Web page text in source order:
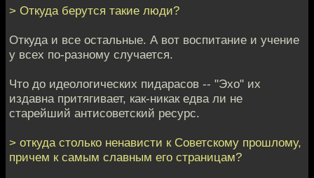
> Откуда берутся такие люди?
Откуда и все остальные. А вот воспитание и учение
у всех по-разному случается.
Что до идеологических пидарасов -- "Эхо" их
издавна притягивает, как-никак едва ли не
старейший антисоветский ресурс.
> откуда столько ненависти к Советскому прошлому,
причем к самым славным его страницам?